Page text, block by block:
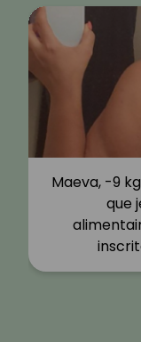
Maeva, -9
que